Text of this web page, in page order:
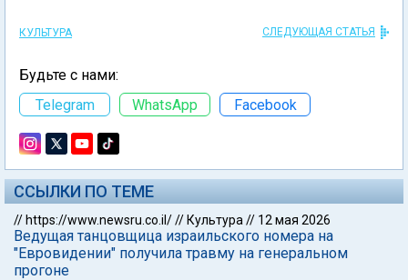
КУЛЬТУРА СЛЕДУЮЩАЯ СТАТЬЯ
Будьте с нами:
Telegram
WhatsApp Facebook
ССЫЛКИ ПО ТЕМЕ
// https://www.newsru.co.il/// Культура // 12 мая 2026
Ведущая танцовщица израильского номера на
"Евровидении" получила травму на генеральном
прогоне